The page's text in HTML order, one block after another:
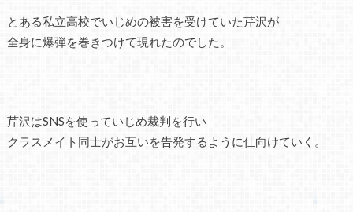
とある私立高校でいじめの被害を受けていた芹沢が
全身に爆弾を巻きつけて現れたのでした。
芹沢はSNSを使っていじめ裁判を行い
クラスメイト同士がお互いを告発するように仕向けていく。